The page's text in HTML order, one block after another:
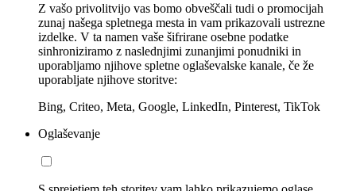
Z vašo privolitvijo vas bomo obveščali tudi o promocijah
zunaj našega spletnega mesta in vam prikazovali ustrezne
izdelke. V ta namen vaše šifrirane osebne podatke
sinhroniziramo z naslednjimi zunanjimi ponudniki in
uporabljamo njihove spletne oglaševalske kanale, če že
uporabljate njihove storitve:
Bing, Criteo, Meta, Google, LinkedIn, Pinterest, TikTok
Oglaševanje